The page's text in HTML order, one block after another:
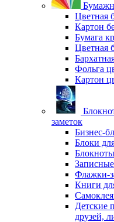
Цветная
Картон
Бумага
Цветная
Фольга
Картон
заметок
Бизнес-
Блоки
Блокноты
Флажки-
Книги
Детские
друзей,